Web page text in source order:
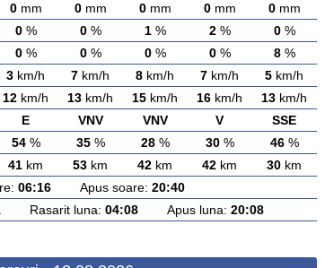
0mm 0mm 0mm 0mm 0mm
0% 0% 1% 2% 0%
0% 0% 0% 0% 8%
3 km/h 7 km/h 8 km/h 7 km/h 5 km/h
12 km/h 13 km/h 15 km/h 16 km/h 13 km/h
E VNV VNV V SSE
54% 35% 28% 30% 46%
41 km 53 km 42 km 42 km 30 km
06:16 Apus soare: 20:40
Rasarit luna: 04:08 Apus luna: 20:08